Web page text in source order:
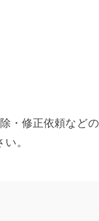
・修正依頼などの
。